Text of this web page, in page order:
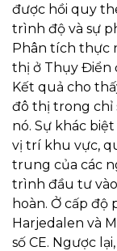
được hồi quy
trình độ và sự
Phân tích thực
thị ở Thụy Điển
Kết quả cho
đô thị trong chỉ
nó. Sự khác
vị trí khu vực,
trung của các
trình đầu tư
hoàn. Ở cấp độ
Harjedalen và
số CE. Ngược